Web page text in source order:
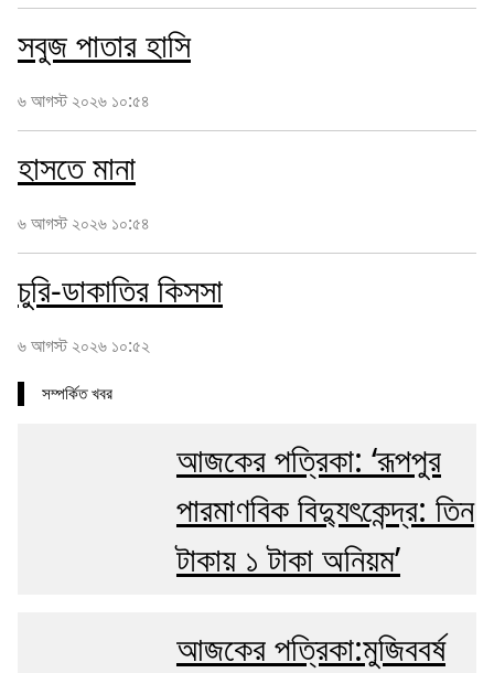
সবুজ পাতার হাসি
৬ আগস্ট ২০২৬ ১০:৫৪
হাসতে মানা
৬ আগস্ট ২০২৬ ১০:৫৪
চুরি-ডাকাতির কিসসা
৬ আগস্ট ২০২৬ ১০:৫২
সম্পর্কিত খবর
আজকের পত্রিকা: ‘রূপপুর
পারমাণবিক বিদ্যুৎকেন্দ্র: তিন
টাকায় ১ টাকা অনিয়ম’
আজকের পত্রিকা:মুজিববর্ষ